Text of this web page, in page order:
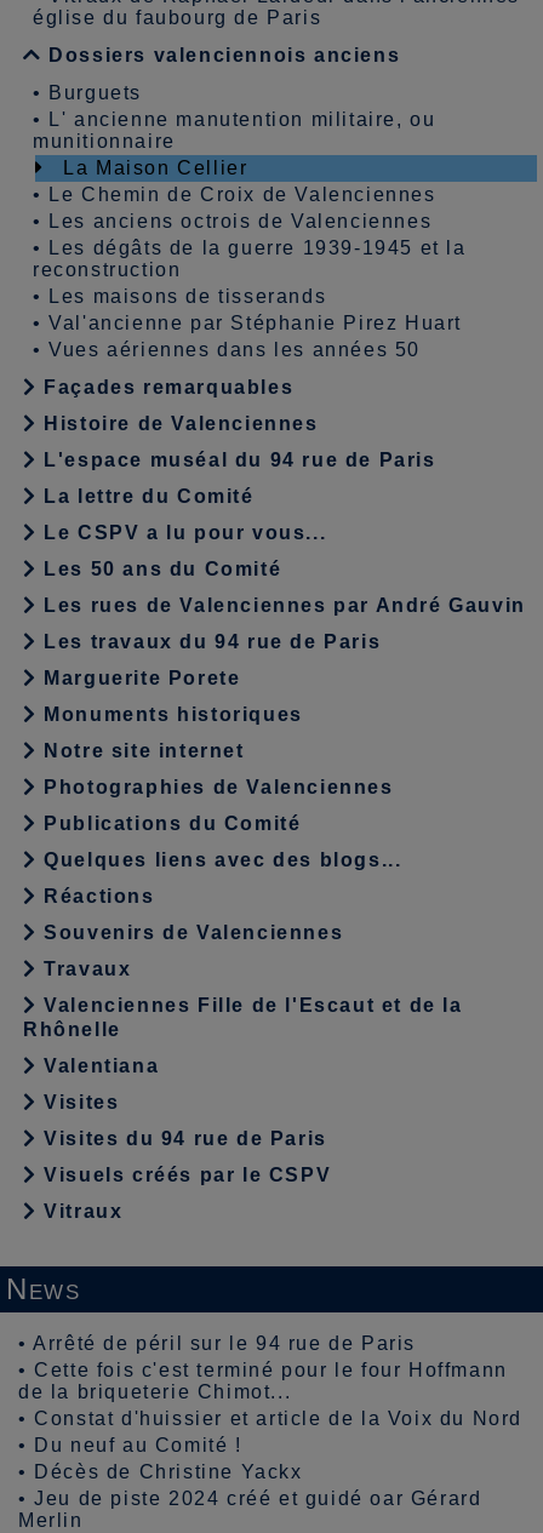
église du faubourg de Paris
Dossiers valenciennois anciens
•
Burguets
•
L' ancienne manutention militaire, ou
munitionnaire
La Maison Cellier
•
Le Chemin de Croix de Valenciennes
•
Les anciens octrois de Valenciennes
•
Les dégâts de la guerre 1939-1945 et la
reconstruction
•
Les maisons de tisserands
•Val'ancienne par Stéphanie Pirez Huart
•Vues aériennes dans les années 50
Façades remarquables
Histoire de Valenciennes
L'espace muséal du 94 rue de Paris
La lettre du Comité
Le CSPV a lu pour vous...
Les 50 ans du Comité
Les rues de Valenciennes par André Gauvin
Les travaux du 94 rue de Paris
Marguerite Porete
Monuments historiques
Notre site internet
Photographies de Valenciennes
Publications du Comité
Quelques liens avec des blogs...
Réactions
Souvenirs de Valenciennes
Travaux
Valenciennes Fille de l'Escaut et de la
Rhônelle
Valentiana
Visites
Visites du 94 rue de Paris
Visuels créés par le CSPV
Vitraux
News
•Arrêté de péril sur le 94 rue de Paris
• Cette fois c'est terminé pour le four Hoffmann
de la briqueterie Chimot...
• Constat d'huissier et article de la Voix du Nord
•
Du neuf au Comité !
•
Décès de Christine Yackx
•Jeu de piste 2024 créé et guidé oar Gérard
Merlin